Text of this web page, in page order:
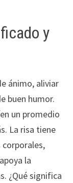
y
ánimo, aliviar
buen humor.
un promedio
La risa tiene
la
¿Qué significa